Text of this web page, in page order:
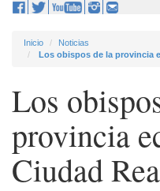
Inicio
Noticias
Los obispos de la provincia
Los
provincia
Ciudad